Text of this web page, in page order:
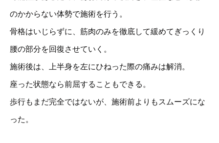
のかからない体勢で施術を行う。
骨格はいじらずに、筋肉のみを徹底して緩めてぎっくり
腰の部分を回復させていく。
施術後は、上半身を左にひねった際の痛みは解消。
座った状態なら前屈することもできる。
歩行もまだ完全ではないが、施術前よりもスムーズにな
った。